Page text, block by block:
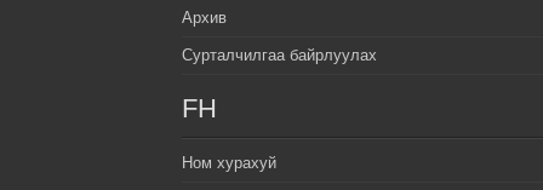
Архив
Сурталчилгаа байрлуулах
FH
Ном хурахуй